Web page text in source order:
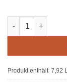
Produkt enthält: 7,92